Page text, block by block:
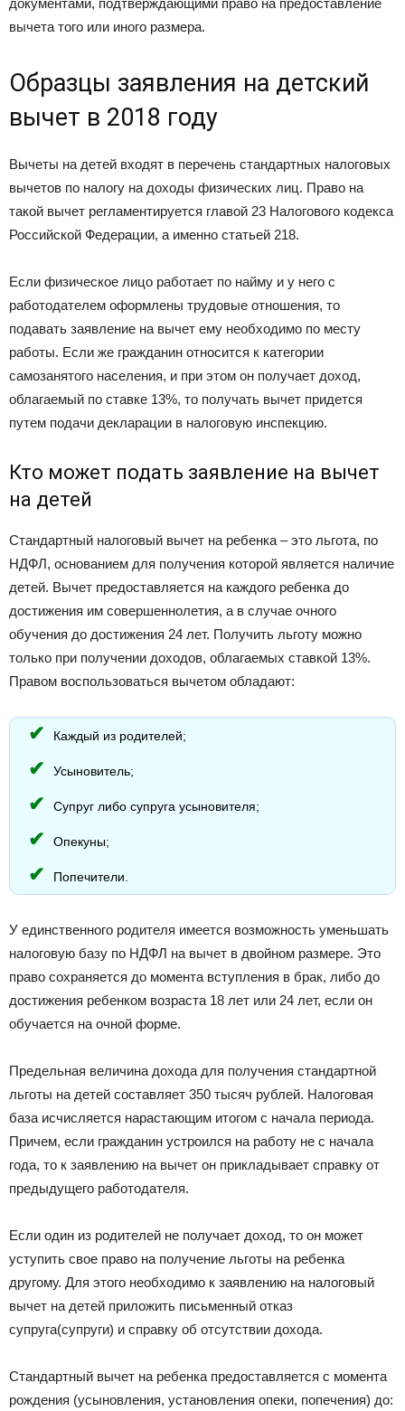
документами, подтверждающими право на предоставление
вычета того или иного размера.
Образцы заявления на детский
вычет в 2018 году
Вычеты на детей входят в перечень стандартных налоговых
вычетов по налогу на доходы физических лиц. Право на
такой вычет регламентируется главой 23 Налогового кодекса
Российской Федерации, а именно статьей 218.
Если физическое лицо работает по найму и у него с
работодателем оформлены трудовые отношения, то
подавать заявление на вычет ему необходимо по месту
работы. Если же гражданин относится к категории
самозанятого населения, и при этом он получает доход,
облагаемый по ставке 13%, то получать вычет придется
путем подачи декларации в налоговую инспекцию.
Кто может подать заявление на вычет
на детей
Стандартный налоговый вычет на ребенка – это льгота, по
НДФЛ, основанием для получения которой является наличие
детей. Вычет предоставляется на каждого ребенка до
достижения им совершеннолетия, а в случае очного
обучения до достижения 24 лет. Получить льготу можно
только при получении доходов, облагаемых ставкой 13%.
Правом воспользоваться вычетом обладают:
Каждый из родителей;
Усыновитель;
Супруг либо супруга усыновителя;
Опекуны;
Попечители.
У единственного родителя имеется возможность уменьшать
налоговую базу по НДФЛ на вычет в двойном размере. Это
право сохраняется до момента вступления в брак, либо до
достижения ребенком возраста 18 лет или 24 лет, если он
обучается на очной форме.
Предельная величина дохода для получения стандартной
льготы на детей составляет 350 тысяч рублей. Налоговая
база исчисляется нарастающим итогом с начала периода.
Причем, если гражданин устроился на работу не с начала
года, то к заявлению на вычет он прикладывает справку от
предыдущего работодателя.
Если один из родителей не получает доход, то он может
уступить свое право на получение льготы на ребенка
другому. Для этого необходимо к заявлению на налоговый
вычет на детей приложить письменный отказ
супруга(супруги) и справку об отсутствии дохода.
Стандартный вычет на ребенка предоставляется с момента
рождения (усыновления, установления опеки, попечения) до: